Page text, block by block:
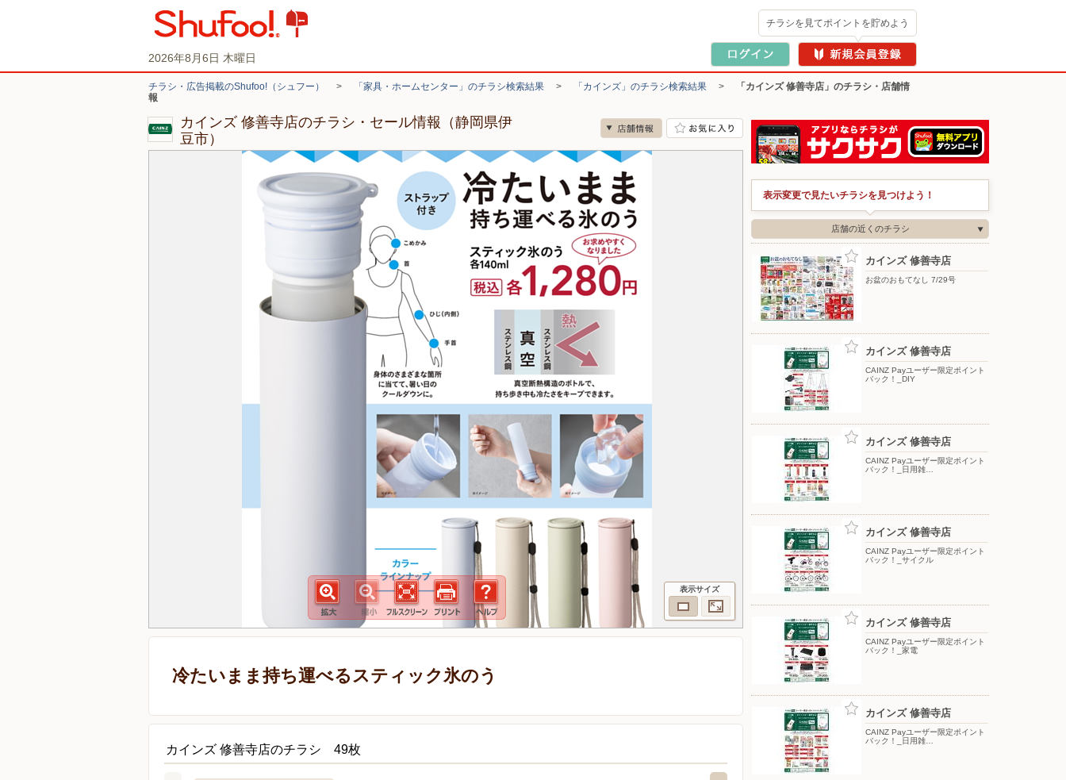
2026年8月6日 木曜日
チラシを見てポイントを貯めよう
チラシ・広告掲載のShufoo!（シュフー） > 「家具・ホームセンター」のチラシ検索結果 > 「カインズ」のチラシ検索結果 >
「カインズ 修善寺店」のチラシ・店舗情
報
カインズ 修善寺店のチラシ・セール情報（静岡県伊
豆市）
表示サイズ
冷たいまま持ち運べるスティック氷のう
カインズ 修善寺店のチラシ 49枚
表示変更で見たいチラシを見つけよう！
店舗の近くのチラシ
カインズ 修善寺店
お盆のおもてなし 7/29号
カインズ 修善寺店
CAINZ Payユーザー限定ポイント
バック！_DIY
カインズ 修善寺店
CAINZ Payユーザー限定ポイント
バック！_日用雑…
カインズ 修善寺店
CAINZ Payユーザー限定ポイント
バック！_サイクル
カインズ 修善寺店
CAINZ Payユーザー限定ポイント
バック！_家電
カインズ 修善寺店
CAINZ Payユーザー限定ポイント
バック！_日用雑…